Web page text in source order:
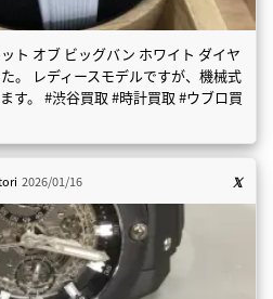
ト オブ ビッグバン ホワイト ダイヤ
。 レディースモデルですが、機械式
す。 #渋谷買取 #時計買取 #ウブロ買
2026/01/16